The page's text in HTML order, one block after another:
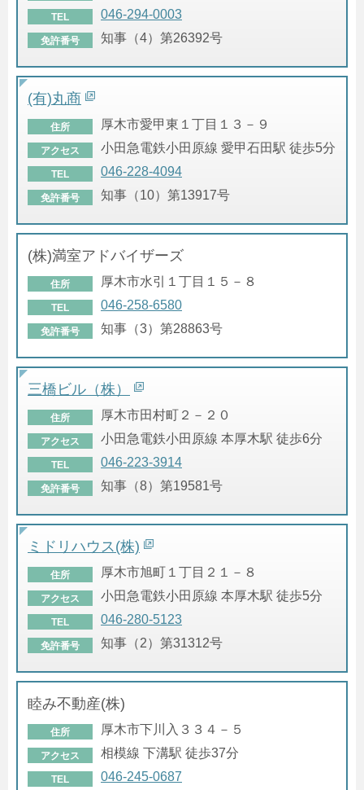
TEL 046-294-0003
免許番号 知事（4）第26392号
(有)丸商
住所 厚木市愛甲東１丁目１３－９
アクセス 小田急電鉄小田原線 愛甲石田駅 徒歩5分
TEL 046-228-4094
免許番号 知事（10）第13917号
(株)満室アドバイザーズ
住所 厚木市水引１丁目１５－８
TEL 046-258-6580
免許番号 知事（3）第28863号
三橋ビル（株）
住所 厚木市田村町２－２０
アクセス 小田急電鉄小田原線 本厚木駅 徒歩6分
TEL 046-223-3914
免許番号 知事（8）第19581号
ミドリハウス(株)
住所 厚木市旭町１丁目２１－８
アクセス 小田急電鉄小田原線 本厚木駅 徒歩5分
TEL 046-280-5123
免許番号 知事（2）第31312号
睦み不動産(株)
住所 厚木市下川入３３４－５
アクセス 相模線 下溝駅 徒歩37分
TEL 046-245-0687